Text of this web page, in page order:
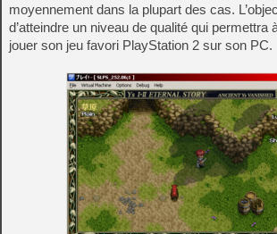
moyennement dans la plupart des cas.
d’atteindre un niveau de qualité qui permettra
jouer son jeu favori PlayStation 2 sur son PC.